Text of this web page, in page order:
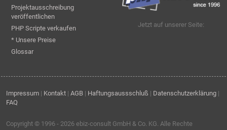
Projektausschreibung
veröffentlichen
PHP Scripte verkaufen
* Unsere Preise
Glossar
Jetzt auf unserer Seite:
Impressum | Kontakt | AGB | Haftungsaussschluß | Datenschutzerklärung |
FAQ
Copyright © 1996 - 2026 ebiz-consult GmbH & Co. KG. Alle Rechte